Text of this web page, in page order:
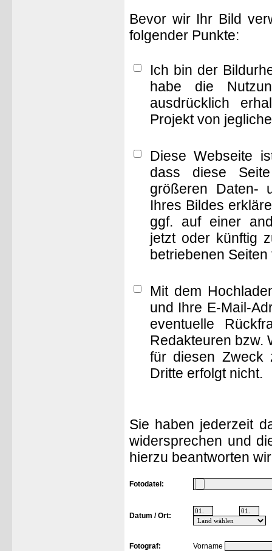
Bevor wir Ihr Bild
folgender Punkte:
Ich bin der
habe die
ausdrücklich
Projekt von
Diese Webseite
dass diese
größeren Daten-
Ihres Bildes
ggf. auf einer
jetzt oder künftig
betriebenen
Mit dem
und Ihre E-Mail-
eventuelle
Redakteuren bzw.
für diesen Zweck
Dritte erfolgt nicht.
Sie haben jederzeit
widersprechen und
hierzu beantworten
Fotodatei:
Datum / Ort:
Fotograf:
Vorname